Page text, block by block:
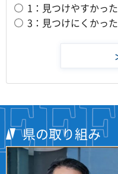
1：見つけやすかった
3：見つけにくかった
県の取り組み